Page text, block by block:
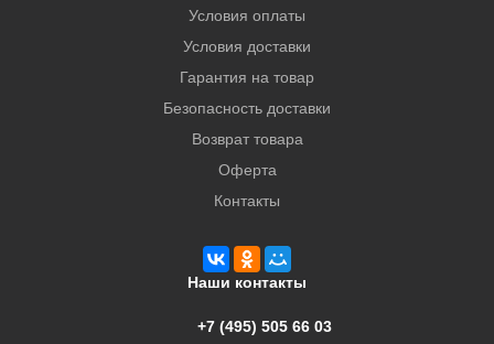
Условия оплаты
Условия доставки
Гарантия на товар
Безопасность доставки
Возврат товара
Оферта
Контакты
Наши контакты
+7 (495) 505 66 03